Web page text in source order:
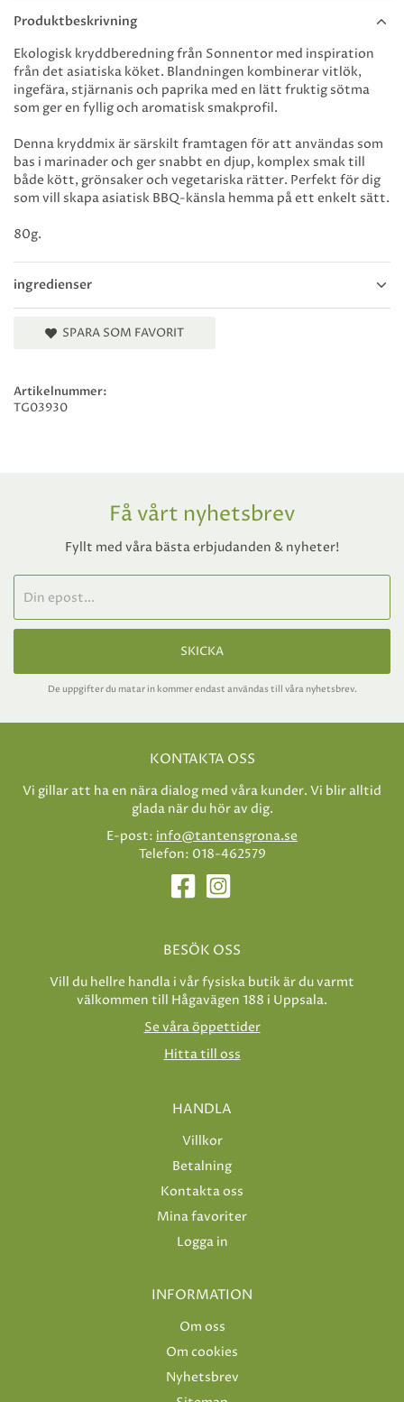
Produktbeskrivning
ingredienser
Ekologisk kryddberedning från Sonnentor med inspiration
från det asiatiska köket. Blandningen kombinerar vitlök,
ingefära, stjärnanis och paprika med en lätt fruktig sötma
som ger en fyllig och aromatisk smakprofil.
Denna kryddmix är särskilt framtagen för att användas som
bas i marinader och ger snabbt en djup, komplex smak till
både kött, grönsaker och vegetariska rätter. Perfekt för dig
som vill skapa asiatisk BBQ-känsla hemma på ett enkelt sätt.
80g.
SPARA SOM FAVORIT
Artikelnummer:
TG03930
Få vårt nyhetsbrev
Fyllt med våra bästa erbjudanden & nyheter!
SKICKA
De uppgifter du matar in kommer endast användas till våra nyhetsbrev.
KONTAKTA OSS
Vi gillar att ha en nära dialog med våra kunder. Vi blir alltid
glada när du hör av dig.
E-post: info@tantensgrona.se
Telefon: 018-462579
BESÖK OSS
Vill du hellre handla i vår fysiska butik är du varmt
välkommen till Hågavägen 188 i Uppsala.
Se våra öppettider
Hitta till oss
HANDLA
Villkor
Betalning
Kontakta oss
Mina favoriter
Logga in
INFORMATION
Om oss
Om cookies
Nyhetsbrev